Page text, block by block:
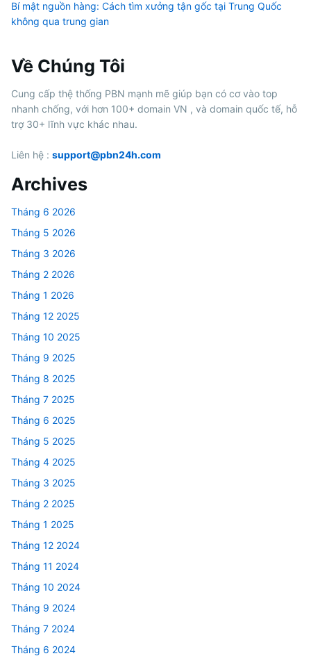
Bí mật nguồn hàng: Cách tìm xưởng tận gốc tại Trung Quốc
không qua trung gian
Về Chúng Tôi
Cung cấp thệ thống PBN mạnh mẽ giúp bạn có cơ vào top
nhanh chống, với hơn 100+ domain VN , và domain quốc tế, hỗ
trợ 30+ lĩnh vực khác nhau.
Liên hệ : support@pbn24h.com
Archives
Tháng 6 2026
Tháng 5 2026
Tháng 3 2026
Tháng 2 2026
Tháng 1 2026
Tháng 12 2025
Tháng 10 2025
Tháng 9 2025
Tháng 8 2025
Tháng 7 2025
Tháng 6 2025
Tháng 5 2025
Tháng 4 2025
Tháng 3 2025
Tháng 2 2025
Tháng 1 2025
Tháng 12 2024
Tháng 11 2024
Tháng 10 2024
Tháng 9 2024
Tháng 7 2024
Tháng 6 2024